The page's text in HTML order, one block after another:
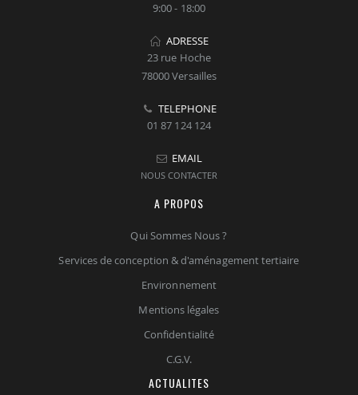
9:00 - 18:00
ADRESSE
23 rue Hoche
78000 Versailles
TELEPHONE
01 87 124 124
EMAIL
NOUS CONTACTER
A PROPOS
Qui Sommes Nous ?
Services de conception & d'aménagement tertiaire
Environnement
Mentions légales
Confidentialité
C.G.V.
ACTUALITES